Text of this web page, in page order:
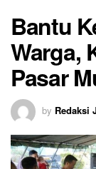
Bantu
Warga,
Pasar
by Redaksi